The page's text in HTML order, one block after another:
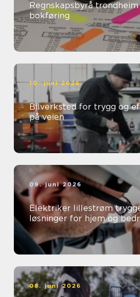
Regnskapsbyrå trondheim mer enn
bokføring
10. juni 2026
Bilverksted for trygg og
på veien
09. juni 2026
Elektriker lillestrøm trygge og smarte
løsninger for hjem og
08. juni 2026